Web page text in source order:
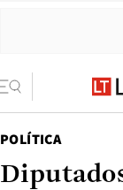
POLÍTICA